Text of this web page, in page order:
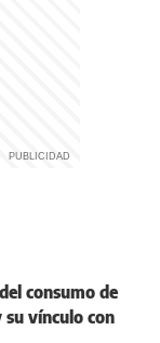
consumo de
su vínculo con